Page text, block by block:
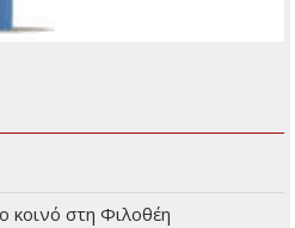
κοινό στη Φιλοθέη